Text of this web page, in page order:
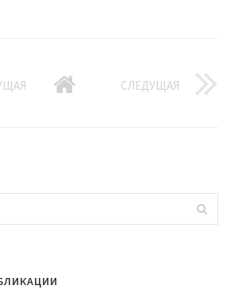
СЛЕДУЩАЯ